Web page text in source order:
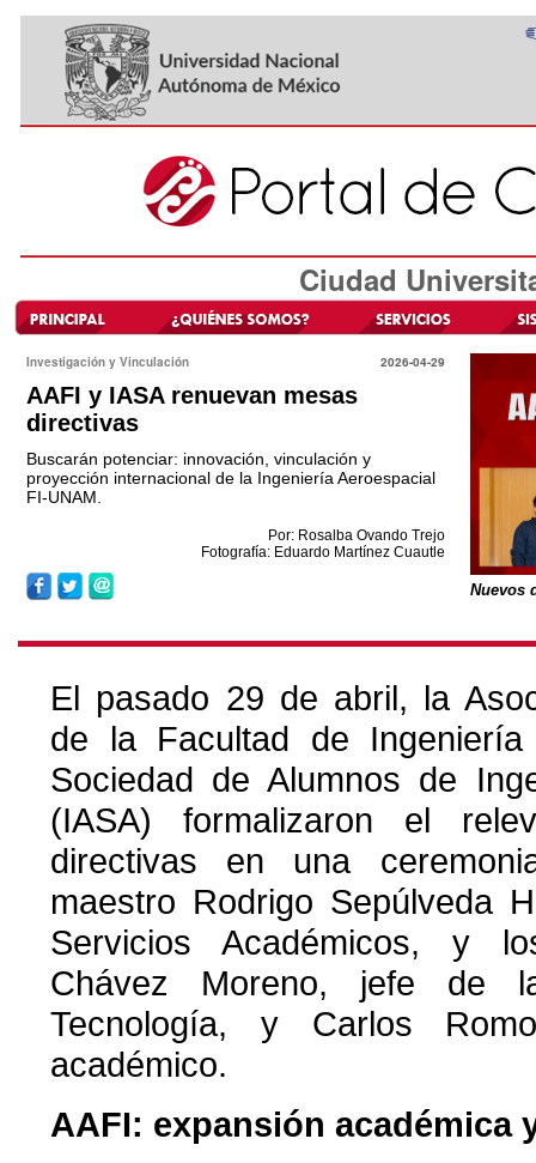
Ciudad
Investigación y Vinculación 2026-04-29
AAFI y IASA renuevan mesas
directivas
Buscarán potenciar: innovación, vinculación y
proyección internacional de la Ingeniería Aeroespacial
FI-UNAM.
Por: Rosalba Ovando Trejo
Fotografía: Eduardo Martínez Cuautle
Nuevos
El pasado 29 de abril, la
de la Facultad de
Sociedad de Alumnos de
(IASA) formalizaron el
directivas en una
maestro Rodrigo Sepúlveda
Servicios Académicos, y
Chávez Moreno, jefe de
Tecnología, y Carlos
académico.
AAFI: expansión académica